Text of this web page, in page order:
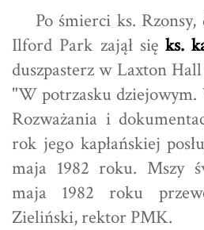
Po śmierci ks. Rzonsy,
Ilford Park zajął sięks.
duszpasterz w Laxton
"W potrzasku
Rozważania i
rok jego kapłańskiej
maja 1982 roku. Mszy
maja 1982 roku
Zieliński, rektor PMK.